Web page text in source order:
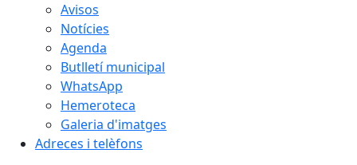
Avisos
Notícies
Agenda
Butlletí municipal
WhatsApp
Hemeroteca
Galeria d'imatges
Adreces i telèfons